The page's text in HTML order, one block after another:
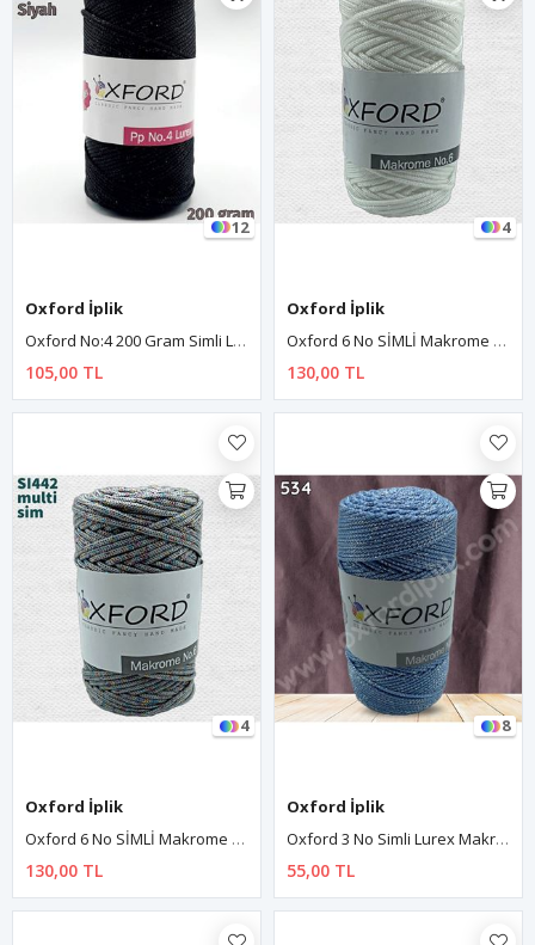
12
Oxford İplik
Oxford No:4 200 Gram Simli Lurex Makrome - Siyah 60
105,00 TL
4
Oxford İplik
Oxford 6 No SİMLİ Makrome - SI401 Beyaz
130,00 TL
4
Oxford İplik
Oxford 6 No SİMLİ Makrome - SI442 Koyu Gümüş Multisim
130,00 TL
8
Oxford İplik
Oxford 3 No Simli Lurex Makrome - 534 Bebe Mavi
55,00 TL